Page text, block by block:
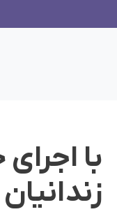
با
زندانیان